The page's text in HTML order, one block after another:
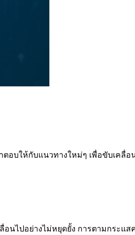
ำตอบให้กับแนวทางใหม่ๆ เพื่อขับเคลื่
นไปอย่างไม่หยุดยั้ง การตามกระแส